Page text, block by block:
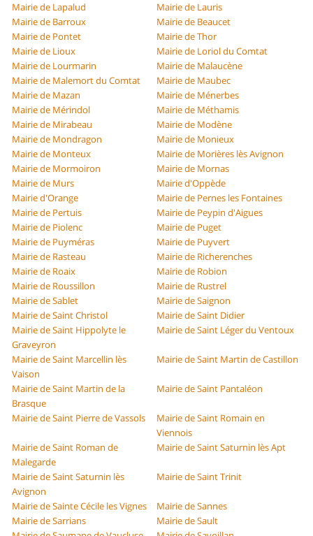
Mairie de Lapalud
Mairie de Lauris
Mairie de Barroux
Mairie de Beaucet
Mairie de Pontet
Mairie de Thor
Mairie de Lioux
Mairie de Loriol du Comtat
Mairie de Lourmarin
Mairie de Malaucène
Mairie de Malemort du Comtat
Mairie de Maubec
Mairie de Mazan
Mairie de Ménerbes
Mairie de Mérindol
Mairie de Méthamis
Mairie de Mirabeau
Mairie de Modène
Mairie de Mondragon
Mairie de Monieux
Mairie de Monteux
Mairie de Morières lès Avignon
Mairie de Mormoiron
Mairie de Mornas
Mairie de Murs
Mairie d'Oppède
Mairie d'Orange
Mairie de Pernes les Fontaines
Mairie de Pertuis
Mairie de Peypin d'Aigues
Mairie de Piolenc
Mairie de Puget
Mairie de Puyméras
Mairie de Puyvert
Mairie de Rasteau
Mairie de Richerenches
Mairie de Roaix
Mairie de Robion
Mairie de Roussillon
Mairie de Rustrel
Mairie de Sablet
Mairie de Saignon
Mairie de Saint Christol
Mairie de Saint Didier
Mairie de Saint Hippolyte le
Graveyron
Mairie de Saint Léger du Ventoux
Mairie de Saint Marcellin lès
Vaison
Mairie de Saint Martin de Castillon
Mairie de Saint Martin de la
Brasque
Mairie de Saint Pantaléon
Mairie de Saint Pierre de Vassols
Mairie de Saint Romain en
Viennois
Mairie de Saint Roman de
Malegarde
Mairie de Saint Saturnin lès Apt
Mairie de Saint Saturnin lès
Avignon
Mairie de Saint Trinit
Mairie de Sainte Cécile les Vignes
Mairie de Sannes
Mairie de Sarrians
Mairie de Sault